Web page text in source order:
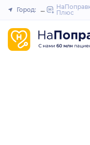
Город: Иваново
Плюс